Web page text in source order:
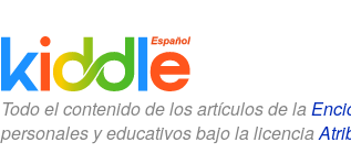
Todo el contenido de los artículos de la
personales y educativos bajo la licencia